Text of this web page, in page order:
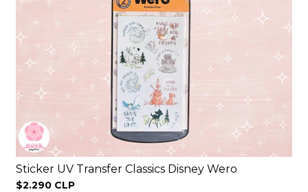
Sticker UV Transfer Classics Disney Wero
$2.290 CLP